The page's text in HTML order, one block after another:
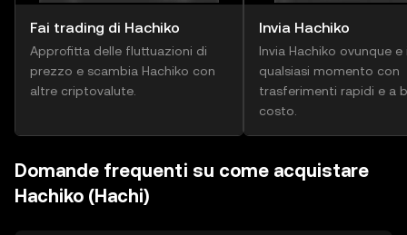
Fai trading di Hachiko
Approfitta delle fluttuazioni di
prezzo e scambia Hachiko con
altre criptovalute.
Invia Hachiko
Invia Hachiko ovunque e
qualsiasi momento con
trasferimenti rapidi e a
costo.
Domande frequenti su come acquistare
Hachiko (Hachi)